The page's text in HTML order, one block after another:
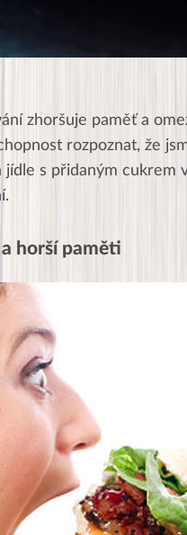
zhoršuje paměť a
rozpoznat, že
s přidaným cukrem
horší paměti
J
Jana
Moc Vám všem